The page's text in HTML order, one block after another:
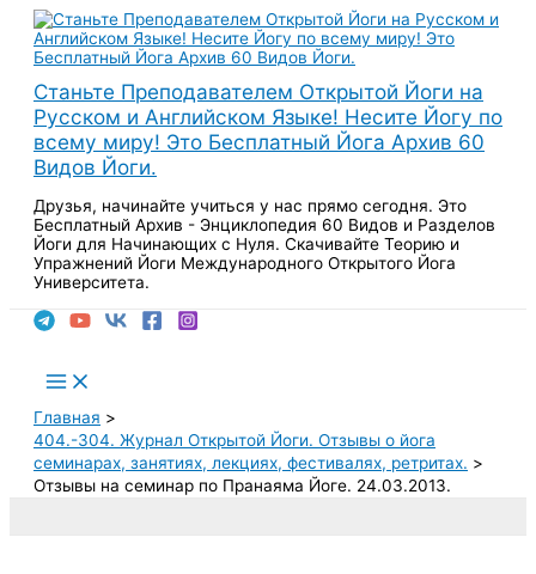
Перейти
содержимому
Станьте Преподавателем Открытой Йоги на
Русском и Английском Языке! Несите Йогу по
всему миру! Это Бесплатный Йога Архив 60
Видов Йоги.
Друзья, начинайте учиться у нас прямо сегодня. Это
Бесплатный Архив - Энциклопедия 60 Видов и Разделов
Йоги для Начинающих с Нуля. Скачивайте Теорию и
Упражнений Йоги Международного Открытого Йога
Университета.
Main
Menu
Главная
404.-304. Журнал Открытой Йоги. Отзывы о йога
семинарах, занятиях, лекциях, фестивалях, ретритах.
Отзывы на семинар по Пранаяма Йоге. 24.03.2013.